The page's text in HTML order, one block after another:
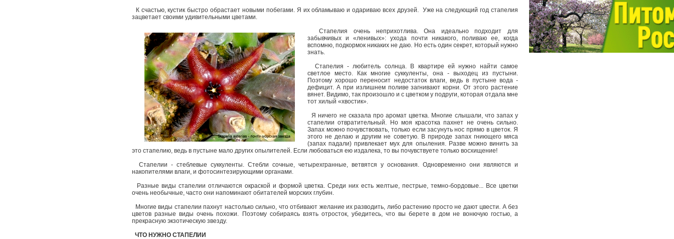
К счастью, кустик быстро обрастает новыми побегами. Я их обламываю и одариваю всех друзей. Уже на следующий год стапелия
зацветает своими удивительными цветами.
Стапелия очень неприхотлива. Она идеально подходит для
забывчивых и «ленивых»: ухода почти никакого, поливаю ее, когда
вспомню, подкормок никаких не даю. Но есть один секрет, который нужно
знать.
Стапелия - любитель солнца. В квартире ей нужно найти самое
светлое место. Как многие суккуленты, она - выходец из пустыни.
Поэтому хорошо переносит недостаток влаги, ведь в пустыне вода -
дефицит. А при излишнем поливе загнивают корни. От этого растение
вянет. Видимо, так произошло и с цветком у подруги, которая отдала мне
тот хилый «хвостик».
Я ничего не сказала про аромат цветка. Многие слышали, что запах у
стапелии отвратительный. Но моя красотка пахнет не очень сильно.
Запах можно почувствовать, только если засунуть нос прямо в цветок. Я
этого не делаю и другим не советую. В природе запах гниющего мяса
(запах падали) привлекает мух для опыления. Разве можно винить за
это стапелию, ведь в пустыне мало других опылителей. Если любоваться ею издалека, то вы почувствуете только восхищение!
Стапелии - стеблевые суккуленты. Стебли сочные, четырехгранные, ветвятся у основания. Одновременно они являются и
накопителями влаги, и фотосинтезирующими органами.
Разные виды стапелии отличаются окраской и формой цветка. Среди них есть желтые, пестрые, темно-бордовые... Все цветки
очень необычные, часто они напоминают обитателей морских глубин.
Многие виды стапелии пахнут настолько сильно, что отбивают желание их разводить, либо растению просто не дают цвести. А без
цветов разные виды очень похожи. Поэтому собираясь взять отросток, убедитесь, что вы берете в дом не вонючую гостью, а
прекрасную экзотическую звезду.
ЧТО НУЖНО СТАПЕЛИИ